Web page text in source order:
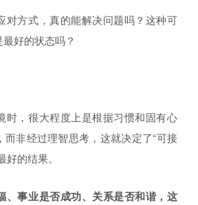
对方式，真的能解决问题吗？这种可
好的状态吗？
时，很大程度上是根据习惯和固有心
而非经过理智思考，这就决定了“可接
的结果。
、事业是否成功、关系是否和谐，这